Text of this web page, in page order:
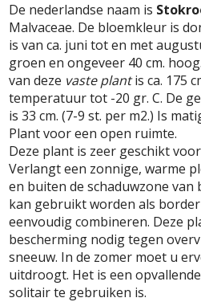
De nederlandse naam is
Malvaceae. De bloemkleur is
is van ca. juni tot en met
groen en ongeveer 40 cm.
van deze vaste plantis ca. 175
temperatuur tot -20 gr. C. De
is 33 cm. (7-9 st. per m2.) Is
Plant voor een open ruimte.
Deze plant is zeer geschikt
Verlangt een zonnige, warme
en buiten de schaduwzone van
kan gebruikt worden als
eenvoudig combineren. Deze
bescherming nodig tegen
sneeuw. In de zomer moet u
uitdroogt. Het is een
solitair te gebruiken is.